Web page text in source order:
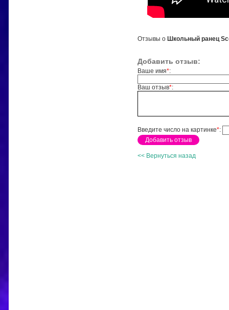
Отзывы о Школьный ранец
Добавить отзыв:
Ваше имя*:
Ваш отзыв*:
Введите число на картинке*:
<< Вернуться назад